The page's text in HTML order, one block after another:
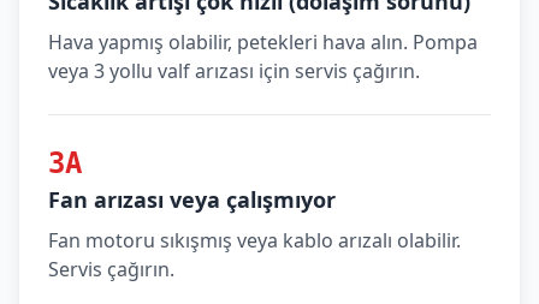
Hava yapmış olabilir, petekleri hava alın. Pompa
veya 3 yollu valf arızası için servis çağırın.
3A
Fan arızası veya çalışmıyor
Fan motoru sıkışmış veya kablo arızalı olabilir.
Servis çağırın.